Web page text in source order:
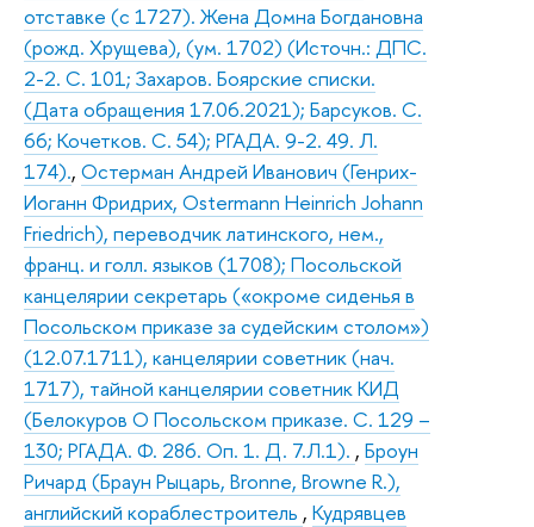
отставке (с 1727). Жена Домна Богдановна
(рожд. Хрущева), (ум. 1702) (Источн.: ДПС.
2-2. С. 101; Захаров. Боярские списки.
(Дата обращения 17.06.2021); Барсуков. С.
66; Кочетков. С. 54); РГАДА. 9-2. 49. Л.
174)., Остерман Андрей Иванович (Генрих-
Иоганн Фридрих, Ostermann Heinrich Johann
Friedrich), переводчик латинского, нем.,
франц. и голл. языков (1708); Посольской
канцелярии секретарь («окроме сиденья в
Посольском приказе за судейским столом»)
(12.07.1711), канцелярии советник (нач.
1717), тайной канцелярии советник КИД
(Белокуров О Посольском приказе. С. 129 –
130; РГАДА. Ф. 286. Оп. 1. Д. 7.Л.1). , Броун
Ричард (Браун Рыцарь, Bronne, Browne R.),
английский кораблестроитель , Кудрявцев